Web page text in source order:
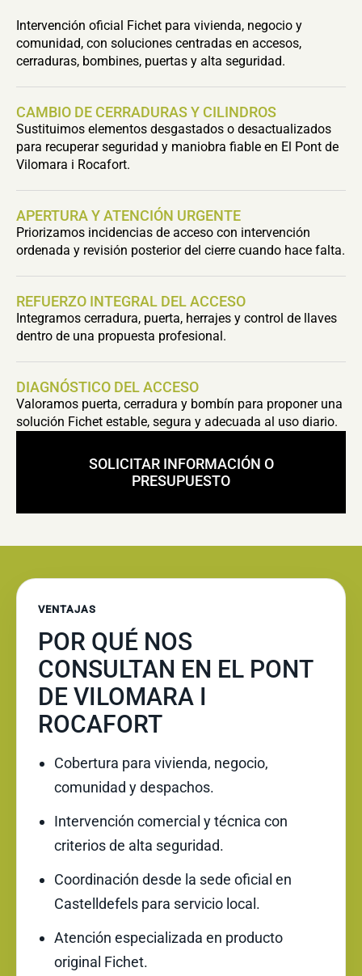
Intervención oficial Fichet para vivienda, negocio y
comunidad, con soluciones centradas en accesos,
cerraduras, bombines, puertas y alta seguridad.
CAMBIO DE CERRADURAS Y CILINDROS
Sustituimos elementos desgastados o desactualizados
para recuperar seguridad y maniobra fiable en El Pont de
Vilomara i Rocafort.
APERTURA Y ATENCIÓN URGENTE
Priorizamos incidencias de acceso con intervención
ordenada y revisión posterior del cierre cuando hace falta.
REFUERZO INTEGRAL DEL ACCESO
Integramos cerradura, puerta, herrajes y control de llaves
dentro de una propuesta profesional.
DIAGNÓSTICO DEL ACCESO
Valoramos puerta, cerradura y bombín para proponer una
solución Fichet estable, segura y adecuada al uso diario.
SOLICITAR INFORMACIÓN O
PRESUPUESTO
VENTAJAS
POR QUÉ NOS
CONSULTAN EN EL PONT
DE VILOMARA I
ROCAFORT
Cobertura para vivienda, negocio,
comunidad y despachos.
Intervención comercial y técnica con
criterios de alta seguridad.
Coordinación desde la sede oficial en
Castelldefels para servicio local.
Atención especializada en producto
original Fichet.